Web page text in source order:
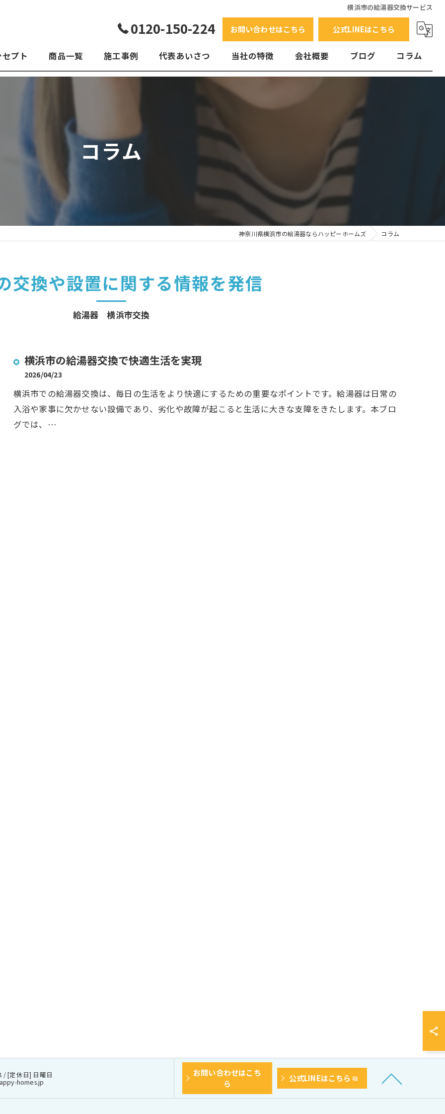
横浜市の給湯器交換サービス
0120-150-224 お問い合わせはこちら 公式LINEはこちら
プト 商品一覧 施工事例 代表あいさつ 当社の特徴
交換
会社概要 ブログ コラム
コラム
神奈川県横浜市の給湯器ならハッピーホームズ コラム
交換や設置に関する情報を発信
給湯器 横浜市交換
横浜市の給湯器交換で快適生活を実現
2026/04/23
横浜市での給湯器交換は、毎日の生活をより快適にするための重要なポイントです。給湯器は日常の
入浴や家事に欠かせない設備であり、劣化や故障が起こると生活に大きな支障をきたします。本ブロ
グでは、…
/ [定休日] 日曜日
homes.jp
お問い合わせはこち
ら
公式LINEはこちら